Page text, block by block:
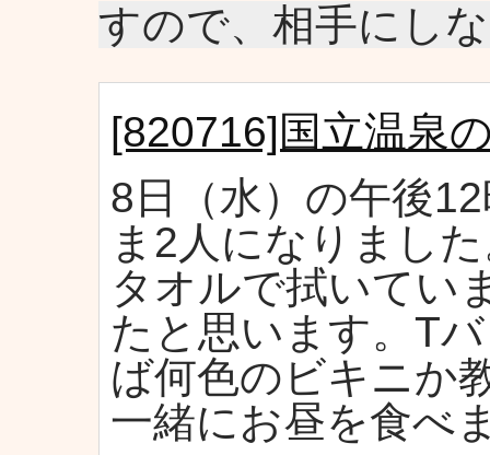
すので、相手にし
[820716]国立温泉
8日（水）の午後
ま2人になりまし
タオルで拭いてい
たと思います。T
ば何色のビキニか
一緒にお昼を食べ